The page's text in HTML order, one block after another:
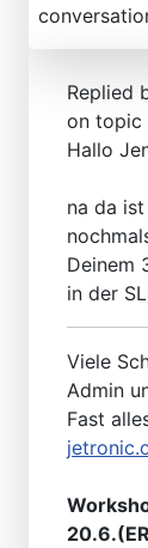
Replied
on topic
Hallo
na da
Deinem
in der
Viele
Admin
Fast